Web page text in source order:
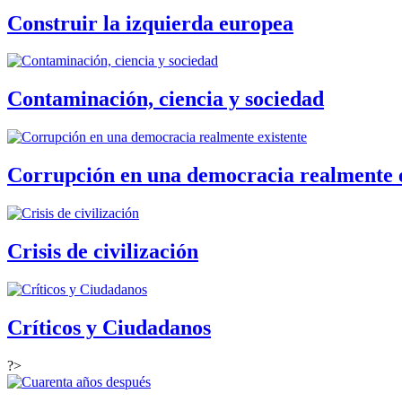
Construir la izquierda europea
Contaminación, ciencia y sociedad
Corrupción en una democracia realmente
Crisis de civilización
Críticos y Ciudadanos
?>